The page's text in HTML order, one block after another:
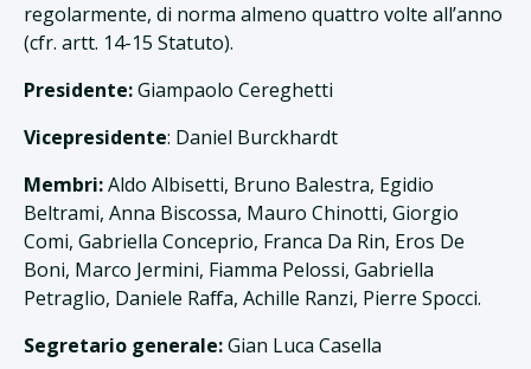
regolarmente, di norma almeno quattro volte all’anno
(cfr. artt. 14-15 Statuto).
Presidente:Giampaolo Cereghetti
Vicepresidente: Daniel Burckhardt
Membri:Aldo Albisetti, Bruno Balestra, Egidio
Beltrami, Anna Biscossa, Mauro Chinotti, Giorgio
Comi, Gabriella Conceprio, Franca Da Rin, Eros De
Boni, Marco Jermini, Fiamma Pelossi, Gabriella
Petraglio, Daniele Raffa, Achille Ranzi, Pierre Spocci.
Segretario generale:Gian Luca Casella